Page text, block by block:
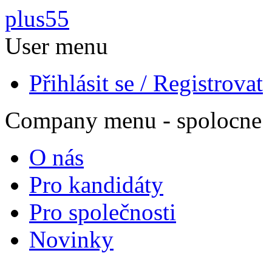
Přejít k hlavnímu obsahu
plus55
User menu
Přihlásit se / Registrovat
Company menu - spolocne
O nás
Pro kandidáty
Pro společnosti
Novinky